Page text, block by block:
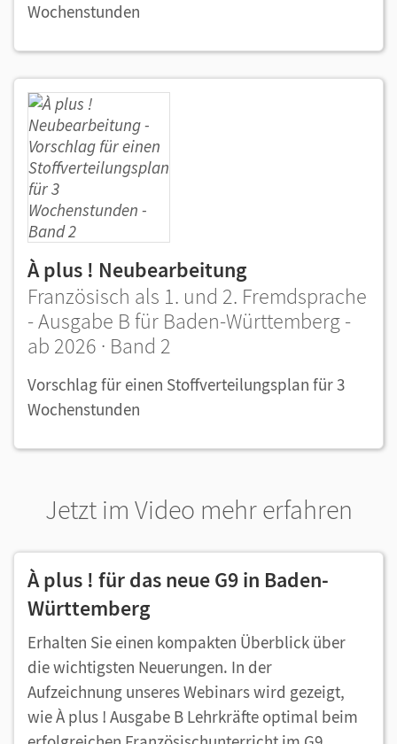
Wochenstunden
À plus ! Neubearbeitung
Französisch als 1. und 2. Fremdsprache
- Ausgabe B für Baden-Württemberg -
ab 2026 · Band 2
Vorschlag für einen Stoffverteilungsplan für 3
Wochenstunden
Jetzt im Video mehr erfahren
À plus ! für das neue G9 in Baden-
Württemberg
Erhalten Sie einen kompakten Überblick über
die wichtigsten Neuerungen. In der
Aufzeichnung unseres Webinars wird gezeigt,
wie À plus ! Ausgabe B Lehrkräfte optimal beim